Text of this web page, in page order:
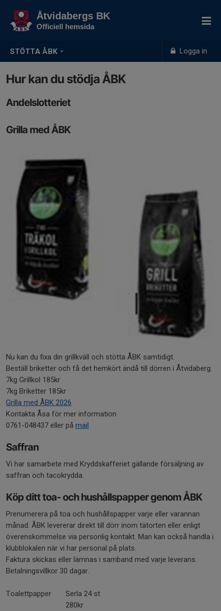
STÖTTA ÅBK Logga in
Åtvidabergs BK
Officiell hemsida
Hur kan du stödja ÅBK
Andelslotteriet
Grilla med ÅBK
Nu kan du fixa din grillkväll och stötta ÅBK samtidigt.
Beställ briketter och få det hemkört ändå till dörren i Åtvidaberg.
7kg Grillkol 185kr
7kg Briketter 185kr
Grilla med ÅBK 2026
Kontakta Åsa för mer information
0761-048437 eller på mail
Saffran
Vi har samarbete med Kryddskafferiet gällande försäljning av
saffran och tacokrydda.
Köp ditt toa- och hushållspapper genom ÅBK
Prenumerera på toa och hushållspapper varje eller varannan
månad. ÅBK levererar direkt till dörr inom tätorten eller enligt
överenskommelse via personlig kontakt. Man kan också handla i
klubblokalen när vi har personal på plats.
Faktura skickas eller lämnas i samband med varje leverans.
Betalningsvillkor 30 dagar.
Toalettpapper
Serla 24 st
280kr